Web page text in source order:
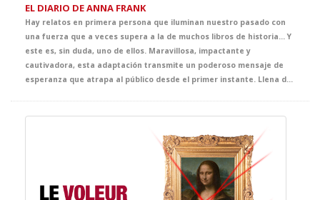
EL DIARIO DE ANNA FRANK
Hay relatos en primera persona que iluminan nuestro pasado con
una fuerza que a veces supera a la de muchos libros de historia… Y
este es, sin duda, uno de ellos. Maravillosa, impactante y
cautivadora, esta adaptación transmite un poderoso mensaje de
esperanza que atrapa al público desde el primer instante. Llena de ternura, emoción y sensibilidad, ofrece al alumnado una oportunidad única para adentrarse en la mirada de Anna, una joven vital, inteligente y curiosa, y acercarse, desde la experiencia teatral, a uno de los episodios más sobrecogedores de la historia contemporánea.